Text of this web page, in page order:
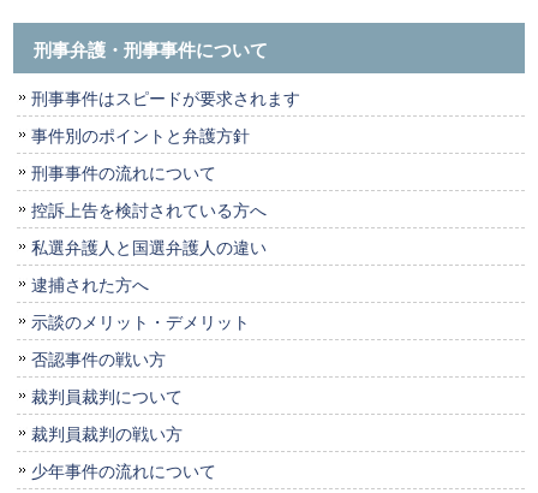
刑事弁護・刑事事件について
刑事事件はスピードが要求されます
事件別のポイントと弁護方針
刑事事件の流れについて
控訴上告を検討されている方へ
私選弁護人と国選弁護人の違い
逮捕された方へ
示談のメリット・デメリット
否認事件の戦い方
裁判員裁判について
裁判員裁判の戦い方
少年事件の流れについて